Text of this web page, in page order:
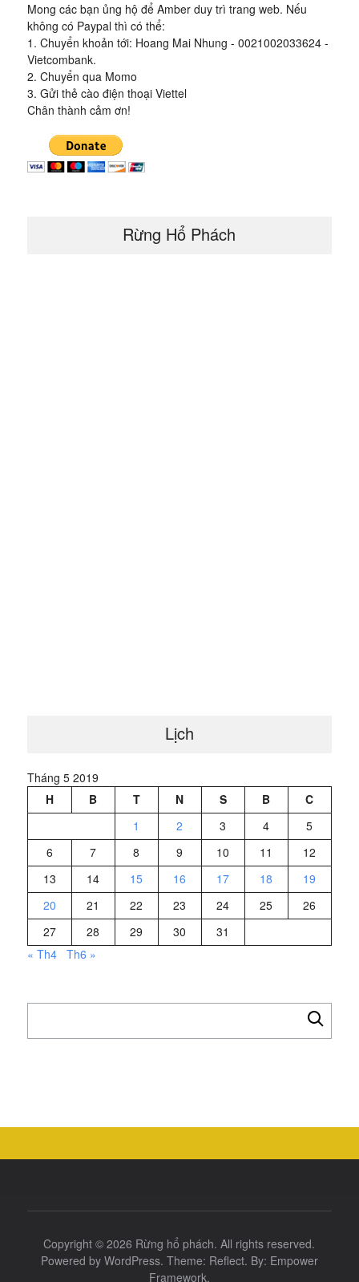
Mong các bạn ủng hộ để Amber duy trì trang web. Nếu
không có Paypal thì có thể:
1. Chuyển khoản tới: Hoang Mai Nhung - 0021002033624 -
Vietcombank.
2. Chuyển qua Momo
3. Gửi thẻ cào điện thoại Viettel
Chân thành cảm ơn!
Rừng Hổ Phách
Lịch
Tháng 5 2019
H
B T N S B
C
1
2 3 4
5
6
7 8 9 10 11
12
13
14 15 16 17 18
19
20
21 22 23 24 25
26
27
28 29 30
31
« Th4
Th6 »
cho:
Copyright © 2026 Rừng hổ phách. All rights reserved.
Powered by WordPress. Theme: Reflect. By: Empower
Framework.